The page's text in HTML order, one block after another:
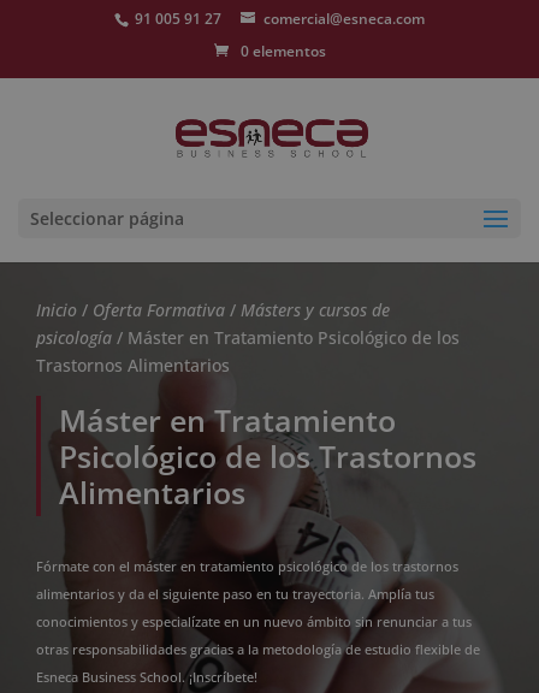
91 005 91 27
comercial@esneca.com
0 elementos
Seleccionar página
Inicio / Oferta Formativa / Másters y cursos de
psicología / Máster en Tratamiento Psicológico de los
Trastornos Alimentarios
Máster en Tratamiento
Psicológico de los Trastornos
Alimentarios
Fórmate con el máster en tratamiento psicológico de los trastornos
alimentarios y da el siguiente paso en tu trayectoria. Amplía tus
conocimientos y especialízate en un nuevo ámbito sin renunciar a tus
otras responsabilidades gracias a la metodología de estudio flexible de
Esneca Business School. ¡Inscríbete!